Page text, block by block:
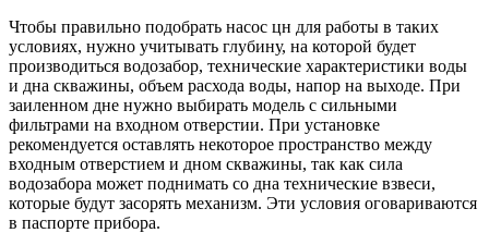
Чтобы правильно подобрать насос цн для работы в таких
условиях, нужно учитывать глубину, на которой будет
производиться водозабор, технические характеристики воды
и дна скважины, объем расхода воды, напор на выходе. При
заиленном дне нужно выбирать модель с сильными
фильтрами на входном отверстии. При установке
рекомендуется оставлять некоторое пространство между
входным отверстием и дном скважины, так как сила
водозабора может поднимать со дна технические взвеси,
которые будут засорять механизм. Эти условия оговариваются
в паспорте прибора.